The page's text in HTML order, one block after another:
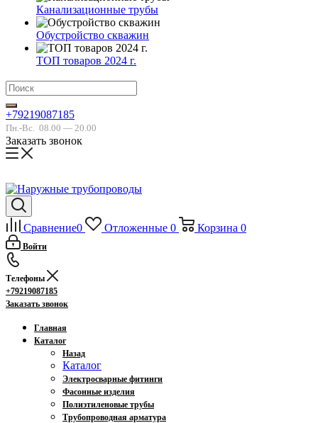
Канализационные трубы
Обустройство скважин
ТОП товаров 2024 г.
+79219087185
Пн.-Вс. 08.00 — 20.00
Заказать звонок
Сравнение0 Отложенные 0 Корзина 0
Войти
Телефоны
+79219087185
Заказать звонок
Главная
Каталог
Назад
Каталог
Электросварные фитинги
Фасонные изделия
Полиэтиленовые трубы
Трубопроводная арматура